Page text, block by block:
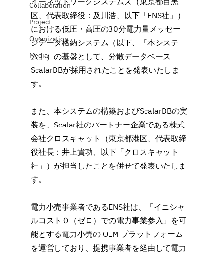
Collaboration
Project
Organization
Media
区、代表取締役：及川浩、以下「ENS社」）
における低圧・高圧の30分電力量メッセー
ジデータ格納システム（以下、「本システ
ム」）の基盤として、分散データベース
ScalarDBが採用されたことを発表いたしま
す。
また、本システムの構築およびScalarDBの実
装を、Scalar社のパートナー企業である株式
会社クロスキャット（東京都港区、代表取締
役社長：井上貴功、以下「クロスキャット
社」）が担当したことを併せて発表いたしま
す。
電力小売事業者であるENS社は、「イニシャ
ルコスト０（ゼロ）での電力事業参入」を可
能とする電力小売の OEM プラットフォーム
を運営しており、提携事業者を経由して電力